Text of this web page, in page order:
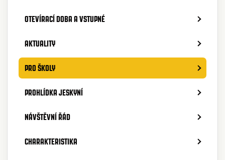
OTEVÍRACÍ DOBA A VSTUPNÉ
AKTUALITY
PRO ŠKOLY
PROHLÍDKA JESKYNÍ
NÁVŠTĚVNÍ ŘÁD
CHARAKTERISTIKA